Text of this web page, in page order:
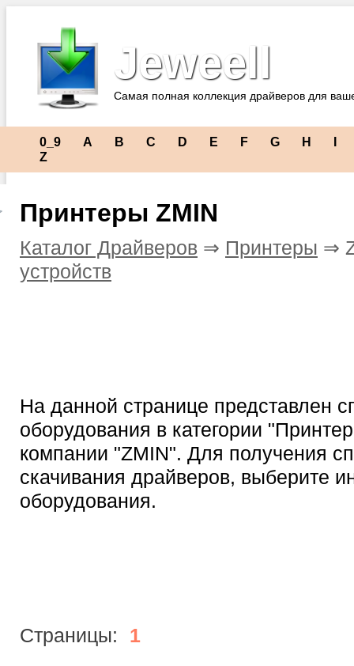
Jeweell
Самая полная коллекция драйверов для
0_9 A B C D E F G H
Z
Принтеры ZMIN
Каталог Драйверов ⇒ Принтеры ⇒
устройств
На данной странице представлен
оборудования в категории
компании "ZMIN". Для получения
скачивания драйверов, выберите
оборудования.
Страницы: 1